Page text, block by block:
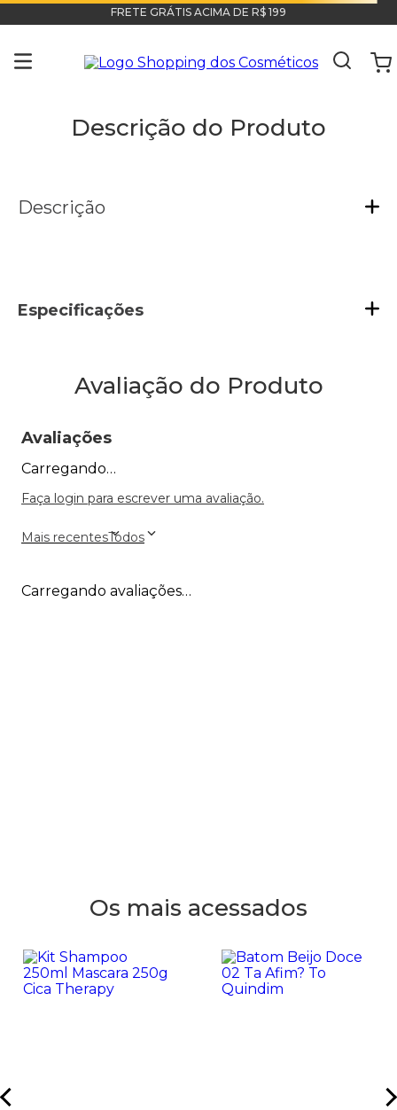
FRETE GRÁTIS ACIMA DE R$ 199
Descrição do Produto
Descrição
Especificações
Avaliação do Produto
Avaliações
Carregando…
Faça login para escrever uma avaliação.
Mais recentesTodos
Carregando avaliações…
Os mais acessados